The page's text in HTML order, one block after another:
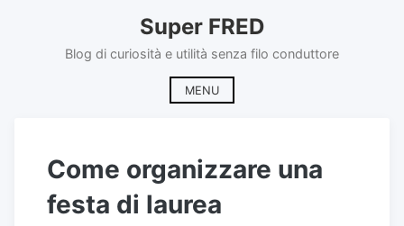
Super FRED
Blog di curiosità e utilità senza filo conduttore
MENU
Come organizzare una
festa di laurea